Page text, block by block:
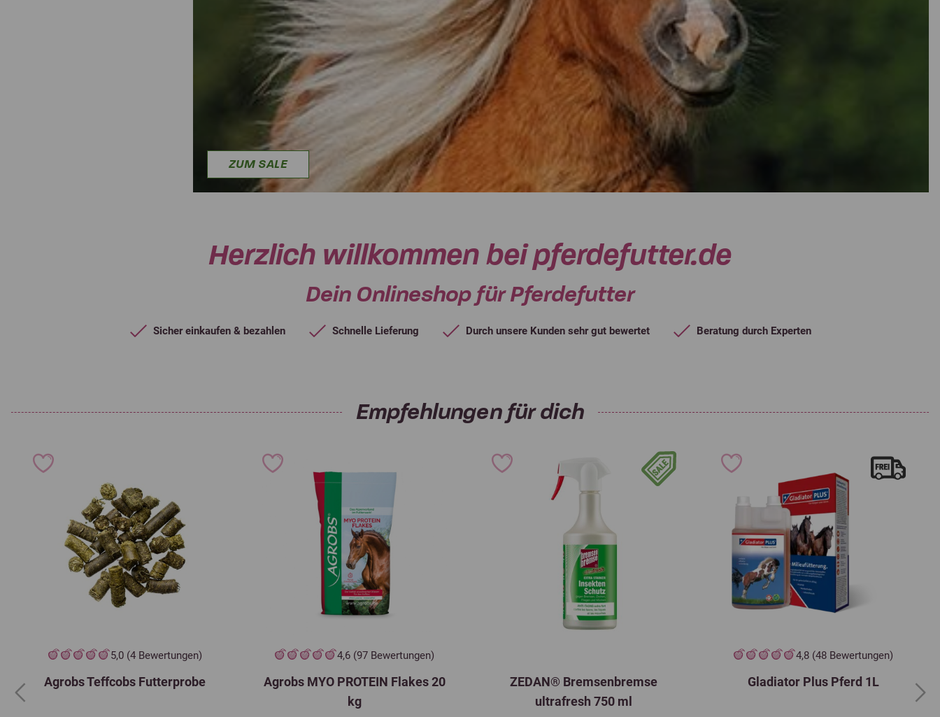
ZU DEN BUNDLES
ZUM SALE
Herzlich willkommen bei pferdefutter.de
Dein Onlineshop für Pferdefutter
Sicher einkaufen & bezahlen Schnelle Lieferung Durch unsere Kunden sehr gut bewertet Beratung durch Experten
Empfehlungen für dich
5,0 (4 Bewertungen)
Agrobs Teffcobs Futterprobe
4,6 (97 Bewertungen)
Agrobs MYO PROTEIN Flakes 20
kg
ZEDAN® Bremsenbremse
ultrafresh 750 ml
4,8 (48 Bewertungen)
Gladiator Plus Pferd 1L
Previous Next